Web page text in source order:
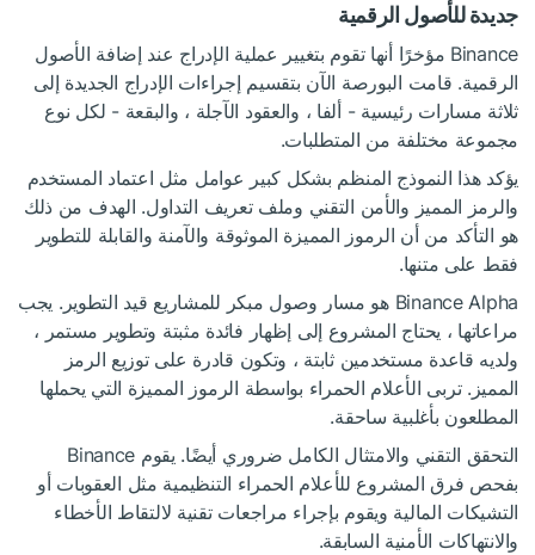
جديدة للأصول الرقمية
Binance مؤخرًا أنها تقوم بتغيير عملية الإدراج عند إضافة الأصول
الرقمية. قامت البورصة الآن بتقسيم إجراءات الإدراج الجديدة إلى
ثلاثة مسارات رئيسية - ألفا ، والعقود الآجلة ، والبقعة - لكل نوع
مجموعة مختلفة من المتطلبات.
يؤكد هذا النموذج المنظم بشكل كبير عوامل مثل اعتماد المستخدم
والرمز المميز والأمن التقني وملف تعريف التداول. الهدف من ذلك
هو التأكد من أن الرموز المميزة الموثوقة والآمنة والقابلة للتطوير
فقط على متنها.
Binance Alpha هو مسار وصول مبكر للمشاريع قيد التطوير. يجب
مراعاتها ، يحتاج المشروع إلى إظهار فائدة مثبتة وتطوير مستمر ،
ولديه قاعدة مستخدمين ثابتة ، وتكون قادرة على توزيع الرمز
المميز. تربى الأعلام الحمراء بواسطة الرموز المميزة التي يحملها
المطلعون بأغلبية ساحقة.
التحقق التقني والامتثال الكامل ضروري أيضًا. يقوم Binance
بفحص فرق المشروع للأعلام الحمراء التنظيمية مثل العقوبات أو
التشيكات المالية ويقوم بإجراء مراجعات تقنية لالتقاط الأخطاء
والانتهاكات الأمنية السابقة.